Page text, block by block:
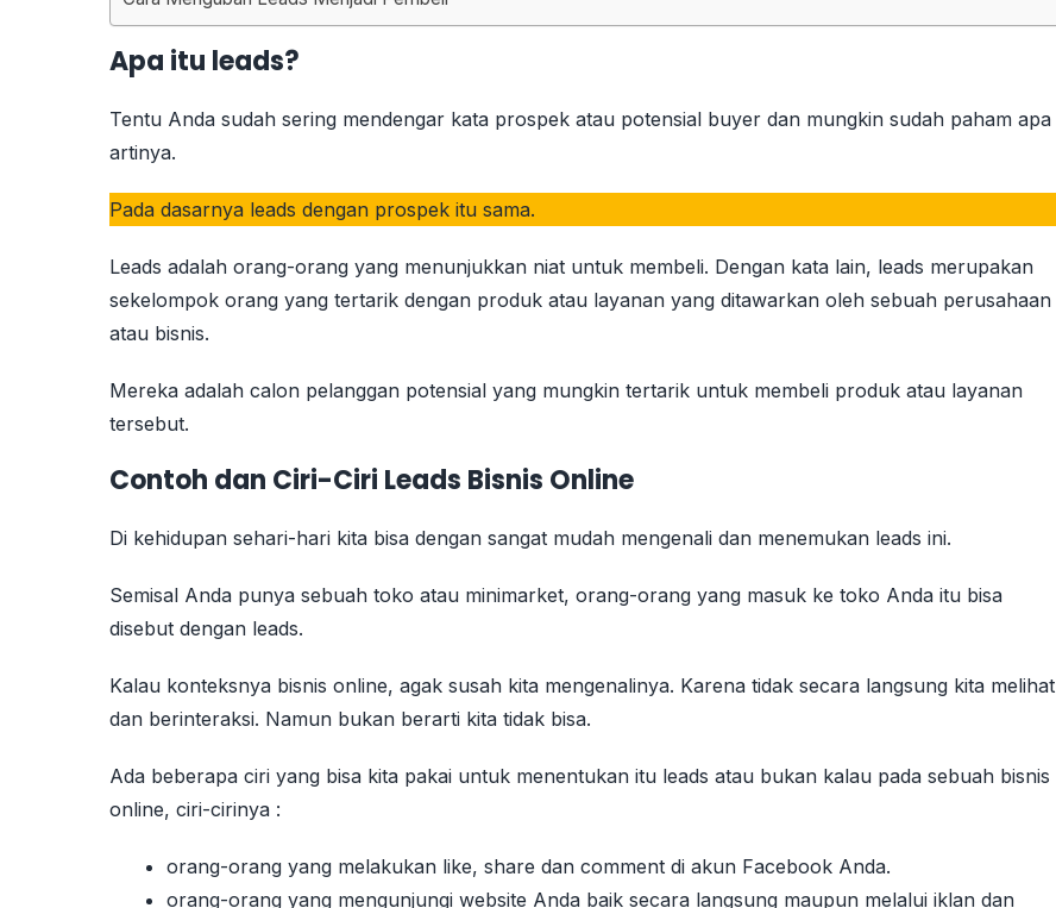
Apa itu leads?
Tentu Anda sudah sering mendengar kata prospek atau potensial buyer dan mungkin sudah paham apa
artinya.
Pada dasarnya leads dengan prospek itu sama.
Leads adalah orang-orang yang menunjukkan niat untuk membeli. Dengan kata lain, leads merupakan
sekelompok orang yang tertarik dengan produk atau layanan yang ditawarkan oleh sebuah perusahaan
atau bisnis.
Mereka adalah calon pelanggan potensial yang mungkin tertarik untuk membeli produk atau layanan
tersebut.
Contoh dan Ciri-Ciri Leads Bisnis Online
Di kehidupan sehari-hari kita bisa dengan sangat mudah mengenali dan menemukan leads ini.
Semisal Anda punya sebuah toko atau minimarket, orang-orang yang masuk ke toko Anda itu bisa
disebut dengan leads.
Kalau konteksnya bisnis online, agak susah kita mengenalinya. Karena tidak secara langsung kita melihat
dan berinteraksi. Namun bukan berarti kita tidak bisa.
Ada beberapa ciri yang bisa kita pakai untuk menentukan itu leads atau bukan kalau pada sebuah bisnis
online, ciri-cirinya :
orang-orang yang melakukan like, share dan comment di akun Facebook Anda.
orang-orang yang mengunjungi website Anda baik secara langsung maupun melalui iklan dan